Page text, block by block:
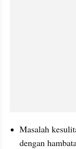
Masalah
dengan